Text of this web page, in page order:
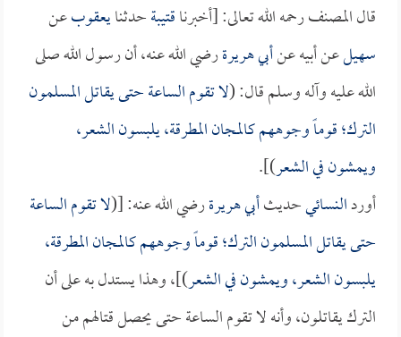
قال المصنف رحمه الله تعالى: [أخبرناقتيبةحدثنايعقوبعن
سهيلعن أبيه عنأبي هريرةرضي الله عنه، أن رسول الله صلى
الله عليه وآله وسلم قال: (لا تقوم الساعة حتى يقاتل المسلمون
الترك؛ قوماً وجوههم كالمجان المطرقة، يلبسون الشعر،
ويمشون في الشعر)].
أوردالنسائيحديثأبي هريرةرضي الله عنه: [(لا تقوم الساعة
حتى يقاتل المسلمون الترك؛ قوماً وجوههم كالمجان المطرقة،
يلبسون الشعر، ويمشون في الشعر)]، وهذا يستدل به على أن
الترك يقاتلون، وأنه لا تقوم الساعة حتى يحصل قتالهم من